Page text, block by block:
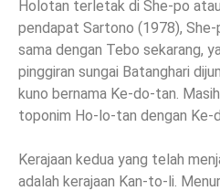
Holotan terletak di She-po
pendapat Sartono (1978),
sama dengan Tebo sekarang,
pinggiran sungai Batanghari
kuno bernama Ke-do-tan.
toponim Ho-lo-tan dengan Ke-
Kerajaan kedua yang telah
adalah kerajaan Kan-to-li.